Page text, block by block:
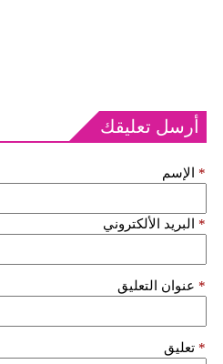
أرسل تعليقك
الإسم *
البريد الألكتروني *
عنوان التعليق *
تعليق *